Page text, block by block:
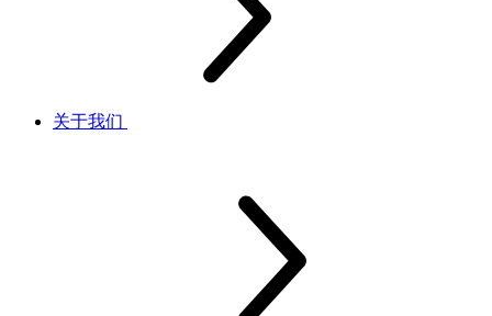
关于我们